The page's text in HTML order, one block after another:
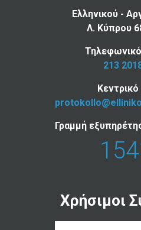
Ελληνικού -
Λ. Κύπρου
213
Γραμμή
Χρήσιμοι